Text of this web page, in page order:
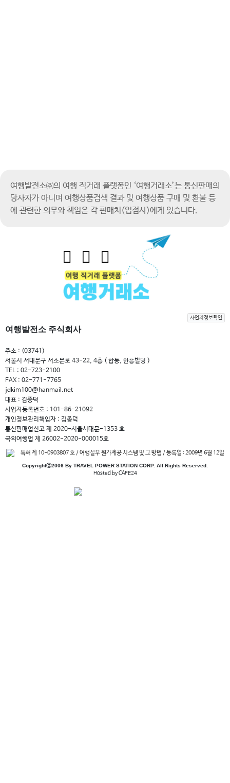
여행발전소㈜의 여행 직거래 플랫폼인 ‘여행거래소’는 통신판매의
당사자가 아니며 여행상품검색 결과 및 여행상품 구매 및 환불 등
에 관련한 의무와 책임은 각 판매처(입점사)에게 있습니다.
여행발전소 주식회사
사업자정보확인
주소 : (03741)
서울시 서대문구 서소문로 43-22, 4층 ( 합동, 한흥빌딩 )
TEL : 02-723-2100
FAX : 02-771-7765
jdkim100@hanmail.net
대표 : 김종덕
사업자등록번호 : 101-86-21092
개인정보관리책임자 : 김종덕
통신판매업신고 제 2020-서울서대문-1353 호
국외여행업 제 26002-2020-000015호
특허 제 10-0903807 호 / 여행실무 원가제공 시스템 및 그 방법 / 등록일 : 2009년 6월 12일
Copyrightⓒ2006 By TRAVEL POWER STATION CORP. All Rights Reserved.
Hosted by CAFE24